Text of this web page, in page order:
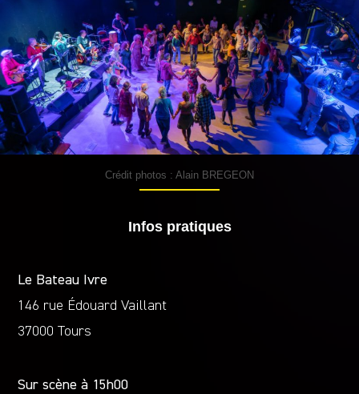
Crédit photos : Alain BREGEON
Infos pratiques
Le Bateau Ivre
146 rue Édouard Vaillant
37000 Tours
Sur scène à 15h00